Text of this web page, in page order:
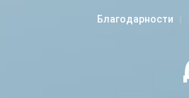
Благодарности